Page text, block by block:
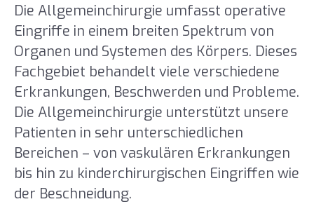
Die Allgemeinchirurgie umfasst operative
Eingriffe in einem breiten Spektrum von
Organen und Systemen des Körpers. Dieses
Fachgebiet behandelt viele verschiedene
Erkrankungen, Beschwerden und Probleme.
Die Allgemeinchirurgie unterstützt unsere
Patienten in sehr unterschiedlichen
Bereichen – von vaskulären Erkrankungen
bis hin zu kinderchirurgischen Eingriffen wie
der Beschneidung.